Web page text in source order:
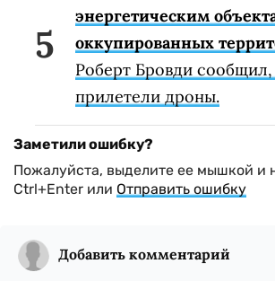
энергетическим
оккупированных
Роберт Бровди
прилетели дроны.
Заметили ошибку?
Пожалуйста, выделите ее мышкой и
Ctrl+Enter или Отправить ошибку
Добавить комментарий